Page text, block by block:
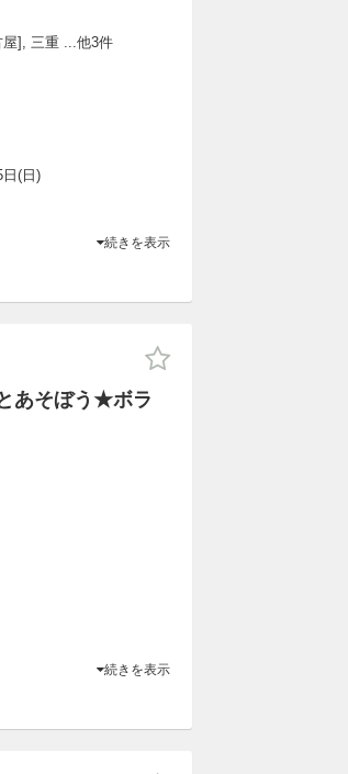
], 三重 ...他3件
(日)
続きを表示
あそぼう★ボラ
続きを表示